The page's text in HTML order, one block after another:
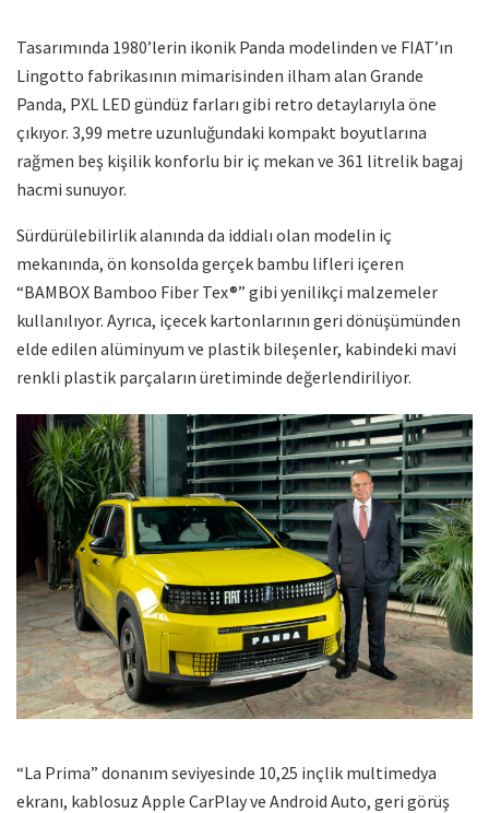
Tasarımında 1980’lerin ikonik Panda modelinden ve FIAT’ın
Lingotto fabrikasının mimarisinden ilham alan Grande
Panda, PXL LED gündüz farları gibi retro detaylarıyla öne
çıkıyor. 3,99 metre uzunluğundaki kompakt boyutlarına
rağmen beş kişilik konforlu bir iç mekan ve 361 litrelik bagaj
hacmi sunuyor.
Sürdürülebilirlik alanında da iddialı olan modelin iç
mekanında, ön konsolda gerçek bambu lifleri içeren
“BAMBOX Bamboo Fiber Tex®” gibi yenilikçi malzemeler
kullanılıyor. Ayrıca, içecek kartonlarının geri dönüşümünden
elde edilen alüminyum ve plastik bileşenler, kabindeki mavi
renkli plastik parçaların üretiminde değerlendiriliyor.
“La Prima” donanım seviyesinde 10,25 inçlik multimedya
ekranı, kablosuz Apple CarPlay ve Android Auto, geri görüş